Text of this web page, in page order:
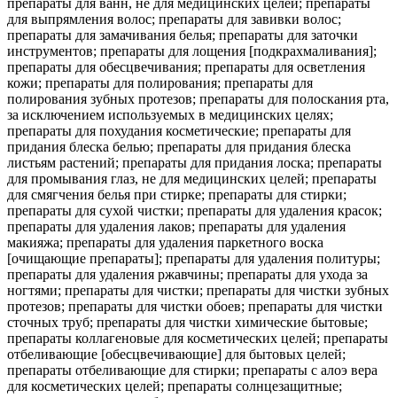
для выпрямления волос; препараты для завивки волос;
препараты для замачивания белья; препараты для заточки
инструментов; препараты для лощения [подкрахмаливания];
препараты для обесцвечивания; препараты для осветления
кожи; препараты для полирования; препараты для
полирования зубных протезов; препараты для полоскания рта,
за исключением используемых в медицинских целях;
препараты для похудания косметические; препараты для
придания блеска белью; препараты для придания блеска
листьям растений; препараты для придания лоска; препараты
для промывания глаз, не для медицинских целей; препараты
для смягчения белья при стирке; препараты для стирки;
препараты для сухой чистки; препараты для удаления красок;
препараты для удаления лаков; препараты для удаления
макияжа; препараты для удаления паркетного воска
[очищающие препараты]; препараты для удаления политуры;
препараты для удаления ржавчины; препараты для ухода за
ногтями; препараты для чистки; препараты для чистки зубных
протезов; препараты для чистки обоев; препараты для чистки
сточных труб; препараты для чистки химические бытовые;
препараты коллагеновые для косметических целей; препараты
отбеливающие [обесцвечивающие] для бытовых целей;
препараты отбеливающие для стирки; препараты с алоэ вера
для косметических целей; препараты солнцезащитные;